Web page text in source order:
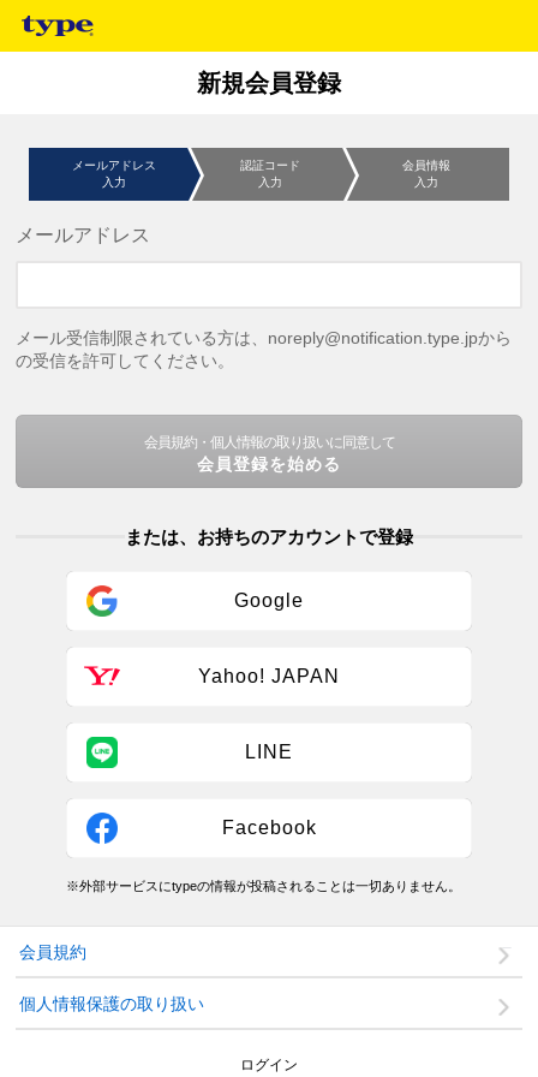
新規会員登録
メールアドレス
入力
認証コード
入力
会員情報
入力
メールアドレス
メール受信制限されている方は、noreply@notification.type.jpから
の受信を許可してください。
会員規約・個人情報の取り扱いに同意して
会員登録を始める
または、お持ちのアカウントで登録
Google
Yahoo! JAPAN
LINE
Facebook
※外部サービスにtypeの情報が投稿されることは一切ありません。
会員規約
個人情報保護の取り扱い
ログイン